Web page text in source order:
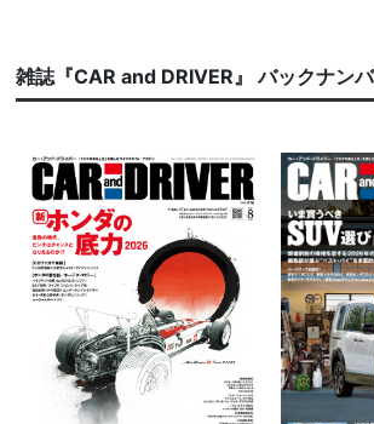
雑誌『CAR and DRIVER』 バックナン